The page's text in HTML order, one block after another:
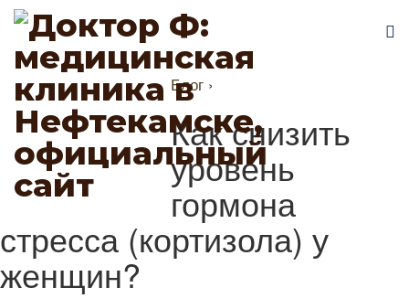
Блог ›
Как снизить
уровень
гормона
стресса (кортизола) у
женщин?